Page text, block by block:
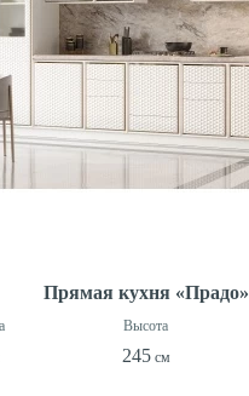
Прямая кухня «Прадо»
245